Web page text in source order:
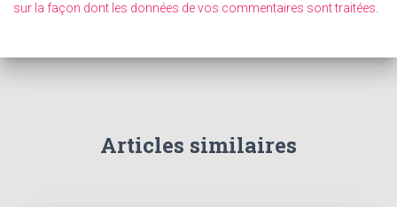
sur la façon dont les données de vos commentaires sont traitées
Articles similaires